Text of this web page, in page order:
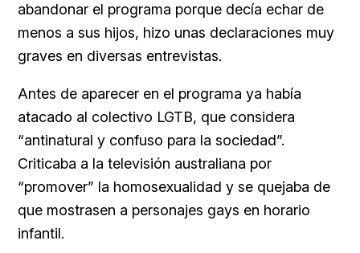
abandonar el programa porque decía echar de
menos a sus hijos, hizo unas declaraciones muy
graves en diversas entrevistas.
Antes de aparecer en el programa ya había
atacado al colectivo LGTB, que considera
“antinatural y confuso para la sociedad”.
Criticaba a la televisión australiana por
“promover” la homosexualidad y se quejaba de
que mostrasen a personajes gays en horario
infantil.